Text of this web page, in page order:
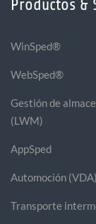
Productos &
WinSped®
WebSped®
Gestión de
(LWM)
AppSped
Automoción (VDA)
Transporte